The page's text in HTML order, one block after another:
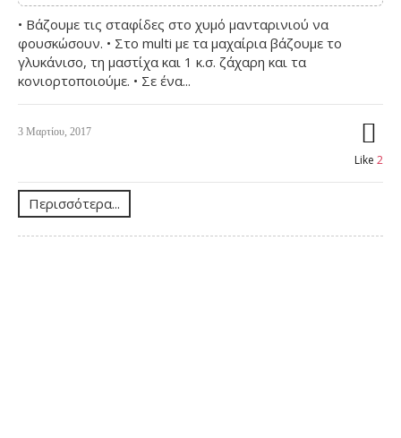
• Βάζουμε τις σταφίδες στο χυμό μανταρινιού να
φουσκώσουν. • Στο multi με τα μαχαίρια βάζουμε το
γλυκάνισο, τη μαστίχα και 1 κ.σ. ζάχαρη και τα
κονιορτοποιούμε. • Σε ένα...
3 Μαρτίου, 2017
Like 2
Περισσότερα...